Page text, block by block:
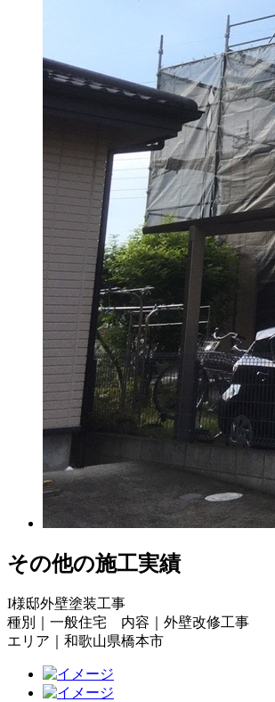
その他の施工実績
I様邸外壁塗装工事
種別｜一般住宅 内容｜外壁改修工事
エリア｜和歌山県橋本市